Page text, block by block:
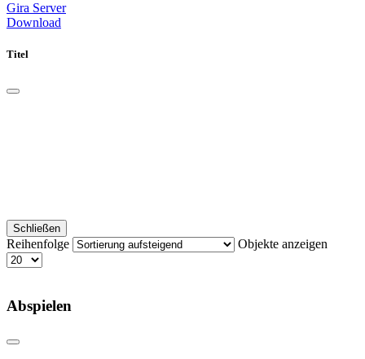
Gira Server
Download
Titel
Schließen
Reihenfolge Objekte anzeigen
Abspielen